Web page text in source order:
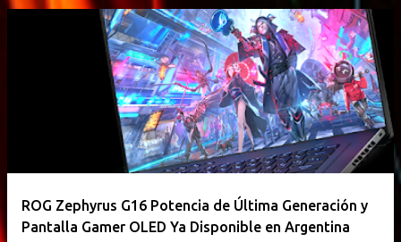
ROG Zephyrus G16 Potencia de Última Generación y
Pantalla Gamer OLED Ya Disponible en Argentina